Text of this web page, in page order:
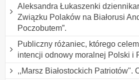
Aleksandra Łukaszenki
Związku Polaków na Białorusi
Poczobutem”.
Publiczny różaniec, którego
intencji odnowy moralnej Polski i
,,Marsz Białostockich Patriotów".